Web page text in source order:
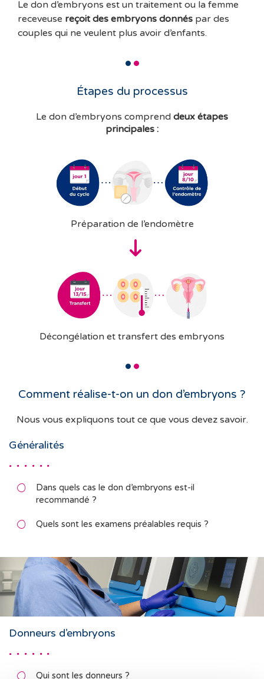
Le don d’embryons est un traitement ou la femme
receveuse reçoit des embryons donnés par des
couples qui ne veulent plus avoir d’enfants.
Étapes du processus
Le don d’embryons comprend deux étapes
principales :
Préparation de l’endomètre
Décongélation et transfert des embryons
Comment réalise-t-on un don d’embryons ?
Nous vous expliquons tout ce que vous devez savoir.
Généralités
Dans quels cas le don d’embryons est-il
recommandé ?
Quels sont les examens préalables requis ?
Donneurs d’embryons
Qui sont les donneurs ?